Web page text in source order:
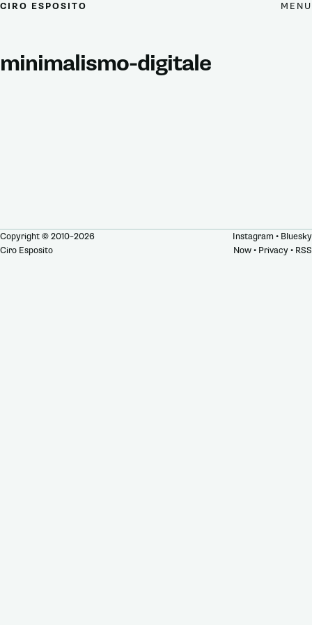
CIRO ESPOSITO MENU
minimalismo-digitale
Copyright © 2010–2026
Ciro Esposito
Instagram • Bluesky
Now• Privacy• RSS